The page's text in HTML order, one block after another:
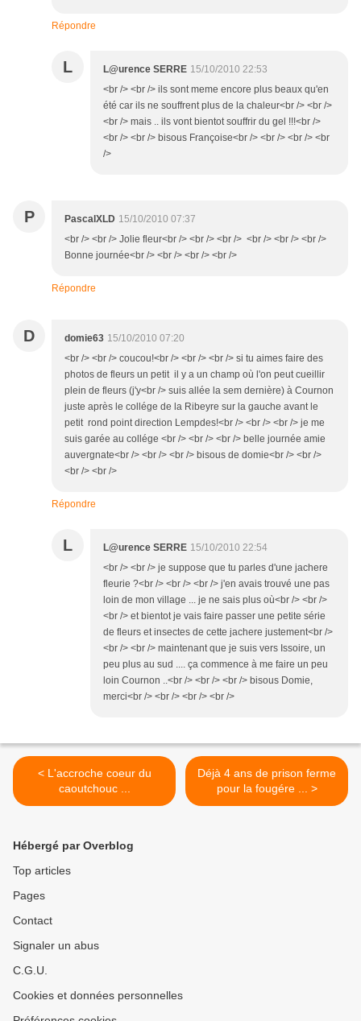
Répondre
L L@urence SERRE 15/10/2010 22:53
<br /> <br /> ils sont meme encore plus beaux qu'en
été car ils ne souffrent plus de la chaleur<br /> <br />
<br /> mais .. ils vont bientot souffrir du gel !!!<br />
<br /> <br /> bisous Françoise<br /> <br /> <br /> <br
/>
P PascalXLD 15/10/2010 07:37
<br /> <br /> Jolie fleur<br /> <br /> <br /> <br /> <br /> <br />
Bonne journée<br /> <br /> <br /> <br />
Répondre
D domie63 15/10/2010 07:20
<br /> <br /> coucou!<br /> <br /> <br /> si tu aimes faire des
photos de fleurs un petit il y a un champ où l'on peut cueillir
plein de fleurs (j'y<br /> suis allée la sem dernière) à Cournon
juste après le collége de la Ribeyre sur la gauche avant le
petit rond point direction Lempdes!<br /> <br /> <br /> je me
suis garée au collége <br /> <br /> <br /> belle journée amie
auvergnate<br /> <br /> <br /> bisous de domie<br /> <br />
<br /> <br />
Répondre
L L@urence SERRE 15/10/2010 22:54
<br /> <br /> je suppose que tu parles d'une jachere
fleurie ?<br /> <br /> <br /> j'en avais trouvé une pas
loin de mon village ... je ne sais plus où<br /> <br />
<br /> et bientot je vais faire passer une petite série
de fleurs et insectes de cette jachere justement<br />
<br /> <br /> maintenant que je suis vers Issoire, un
peu plus au sud .... ça commence à me faire un peu
loin Cournon ..<br /> <br /> <br /> bisous Domie,
merci<br /> <br /> <br /> <br />
< L'accroche coeur du
caoutchouc ...
Déjà 4 ans de prison ferme
pour la fougére ... >
Hébergé par Overblog
Top articles
Pages
Contact
Signaler un abus
C.G.U.
Cookies et données personnelles